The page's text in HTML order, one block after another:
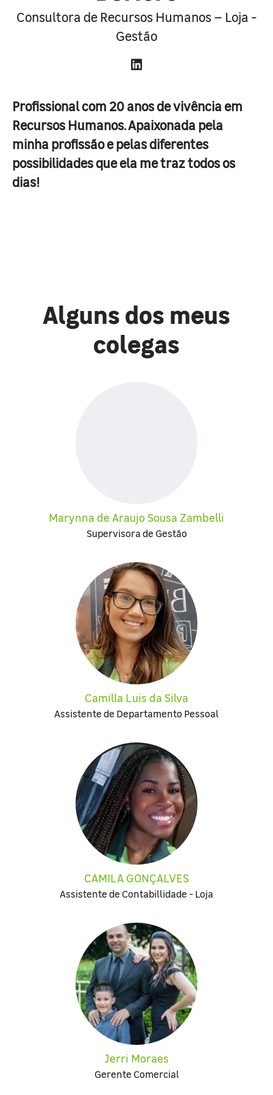
Consultora de Recursos Humanos – Loja -
Gestão
Profissional com 20 anos de vivência em
Recursos Humanos. Apaixonada pela
minha profissão e pelas diferentes
possibilidades que ela me traz todos os
dias!
Alguns dos meus
colegas
Marynna de Araujo Sousa Zambelli
Supervisora de Gestão
Camilla Luis da Silva
Assistente de Departamento Pessoal
CAMILA GONÇALVES
Assistente de Contabillidade - Loja
Jerri Moraes
Gerente Comercial